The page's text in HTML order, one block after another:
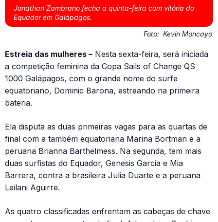
Jonathan Zambrano fecha a quinta-feira com vitória do
Equador em Galápagos.
Foto: Kevin Moncayo
Estreia das mulheres – Nesta sexta-feira, será iniciada
a competição feminina da Copa Sails of Change QS
1000 Galápagos, com o grande nome do surfe
equatoriano, Dominic Barona, estreando na primeira
bateria.
Ela disputa as duas primeiras vagas para as quartas de
final com a também equatoriana Marina Bortman e a
peruana Brianna Barthelmess. Na segunda, tem mais
duas surfistas do Equador, Genesis Garcia e Mia
Barrera, contra a brasileira Julia Duarte e a peruana
Leilani Aguirre.
As quatro classificadas enfrentam as cabeças de chave